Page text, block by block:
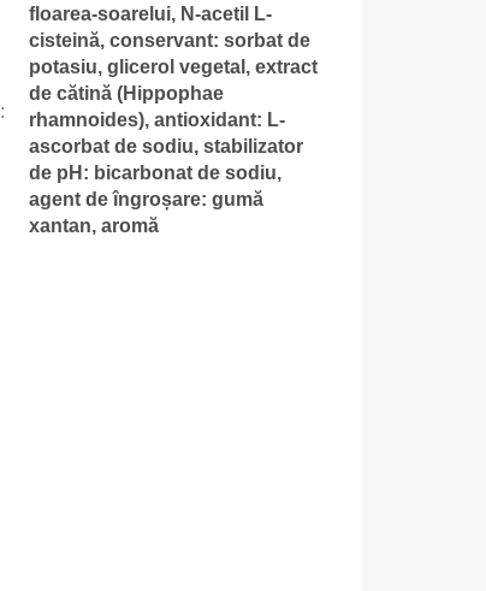
:
floarea-soarelui, N-acetil L-
cisteină, conservant: sorbat de
potasiu, glicerol vegetal, extract
de cătină (Hippophae
rhamnoides), antioxidant: L-
ascorbat de sodiu, stabilizator
de pH: bicarbonat de sodiu,
agent de îngroșare: gumă
xantan, aromă